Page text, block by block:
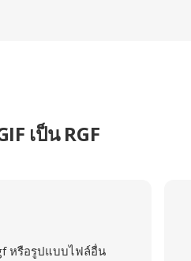
เป็น RGF
หรือรูปแบบไฟล์อื่น